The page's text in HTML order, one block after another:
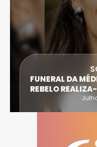
FUNERAL DA
REBELO